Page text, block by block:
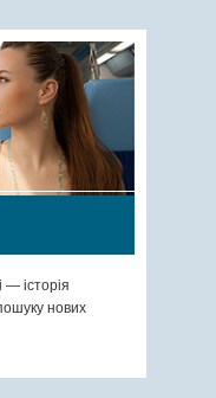
— історія
нових